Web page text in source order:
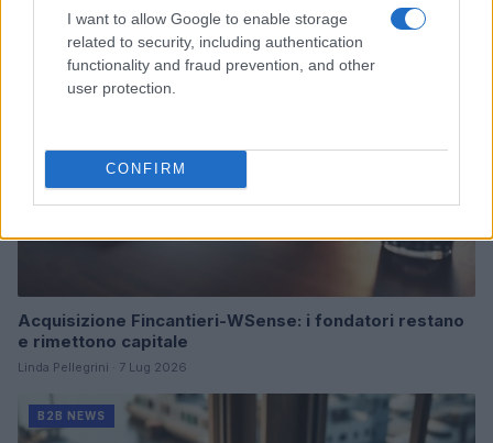
I want to allow Google to enable storage
related to security, including authentication
functionality and fraud prevention, and other
user protection.
CONFIRM
B2B NEWS
Acquisizione Fincantieri-WSense: i fondatori restano
e rimettono capitale
Linda Pellegrini · 7 Lug 2026
B2B NEWS